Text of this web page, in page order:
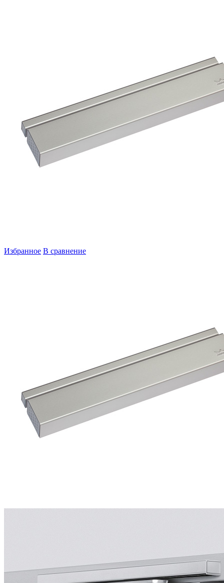
Избранное В сравнение